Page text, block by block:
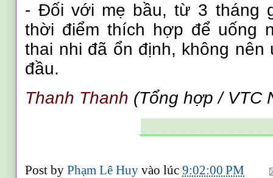
- Đối với mẹ bầu, từ 3 tháng
thời điểm thích hợp để uống
thai nhi đã ổn định, không
đầu.
Thanh Thanh (Tổng hợp / VTC
Post byPhạm Lê Huyvào lúc9:02:00 PM